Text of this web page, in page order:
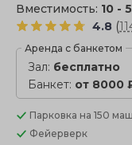
Вместимость: 10 -
4.8 (
Аренда с банкетом
Зал: бесплатно
Банкет: от 8000
Парковка на 150
Фейерверк